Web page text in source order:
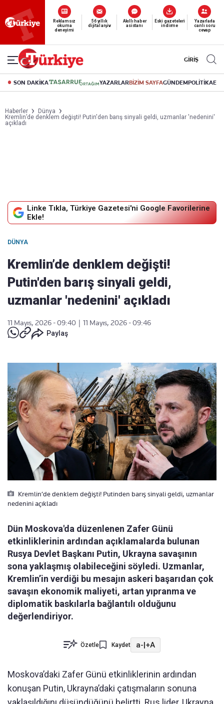
Yeni nesil dijital
abonelik 19 TL’den başlayan fiyatlarla.
GİRİŞ
SON DAKİKA YAZARLARBİZİM SAYFAGÜNDEMPOLİTİKA
Haberler
Dünya
Kremlin’de denklem değişti! Putin'den barış sinyali geldi, uzmanlar 'nedenini'
açıkladı
Linke Tıkla, Türkiye Gazetesi'ni Google Favorilerine
Ekle!
DÜNYA
Kremlin’de denklem değişti!
Putin'den barış sinyali geldi,
uzmanlar 'nedenini' açıkladı
11 Mayıs, 2026 - 09:40
11 Mayıs, 2026 - 09:46
Paylaş
Kremlin’de denklem değişti! Putinden barış sinyali geldi, uzmanlar
nedenini açıkladı
Dün Moskova'da düzenlenen Zafer Günü
etkinliklerinin ardından açıklamalarda bulunan
Rusya Devlet Başkanı Putin, Ukrayna savaşının
sona yaklaşmış olabileceğini söyledi. Uzmanlar,
Kremlin’in verdiği bu mesajın askeri başarıdan çok
savaşın ekonomik maliyeti, artan yıpranma ve
diplomatik baskılarla bağlantılı olduğunu
değerlendiriyor.
Özetle Kaydet a-|+A
Moskova’daki Zafer Günü etkinliklerinin ardından
konuşan Putin, Ukrayna’daki çatışmaların sonuna